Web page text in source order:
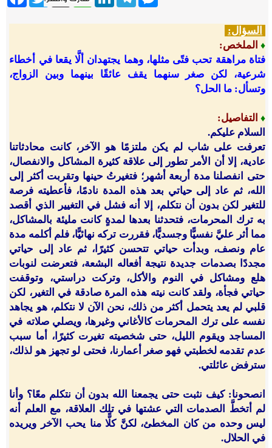
السؤال:
♦ الملخص:
فتاة مراهقة تحب فتًى مثلها، وهما يجتهدان ألَّا يقعا في أخطاء
شرعية، لكن صغر سنهما يقف عائقًا بينهما وبين الزواج،
وتسأل: ما الحل؟
♦ التفاصيل:
السلام عليكم.
تعرفت على شاب لم يكن ملتزمًا هو الآخر، كانت محادثاتنا
عادية، إلا أن الأمر تطور إلى علاقة كثيرة المشاكل والانفصال،
حتى انفصلنا مدة أربعة أشهر؛ فتغيرتُ حينها وتقربت أكثر إلى
الله، ثم عاد إلى حياتي بعد هذه المدة نادمًا، فأعطيته فرصة
للتغير لكن بدون أن نتكلم، إلا أنه فشل في التغيير الذي أقصد
به ترك المحرمات، فتحدثنا بعدها لمدةٍ كانت مليئة بالمشاكل،
مما أثر عليَّ نفسيًّا وجسديًّا، فقررت تركه نهائيًّا، فلم أكلمه مدة
عام ونصف، وبدأت حياتي تتحسن كثيرًا، ثم عاد إلى حياتي
مجددًا بصدمات جديدة نتيجة أفعاله البشعة، فتعرضت لنوبات
هلع ومشاكل في النوم والأكل، وتركت دراستي، وتوقفت
حياتي فجأة، ولقد كانت نيته هذه المرة صادقة في التغير، لكن
قلبي لم يعد يتحمل أكثر من ذلك، نحن الآن لا نتكلم، هو يجاهد
نفسه على ترك المحرمات كالأغاني وغيرها، ويصلي صلاته في
المساجد ويقوم الليل، حتى شخصيته تغيرت كثيرًا، أما سبب
عدم تقدمه لخطبتي فهو صغر أعمارنا، فحتى لو تجهز هو لذلك،
سترفض عائلتي.
انصحونا: كيف نثبت حتى يجمعنا الله بدون أن نتكلم معًا؟ وأنا
لم أتخطَّ الصدمات التي عشتها في تلك العلاقة، مع العلم أنه
ليس وحده من كان المخطئ، لكنَّ كلًّا منا يحب الآخر ويريده
في الحلال.